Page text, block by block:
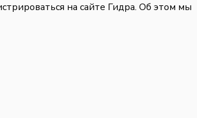
на сайте Гидра. Об этом мы